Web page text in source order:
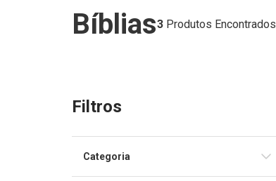
Bíblias3 Produtos Encontrados
Filtros
Categoria